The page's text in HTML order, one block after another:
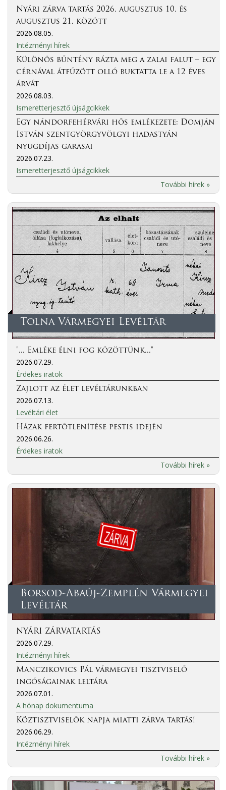
Nyári zárva tartás 2026. augusztus 10. és
augusztus 21. között
2026.08.05.
Intézményi hírek
Különös bűntény rázta meg a zalai falut – egy
cérnával átfűzött olló buktatta le a 12 éves
árvát
2026.08.03.
Ismeretterjesztő újságcikkek
Egy nándorfehérvári hős emlékezete: Domján
István szentgyörgyvölgyi hadastyán
nyugdíjas garasai
2026.07.23.
Ismeretterjesztő újságcikkek
További hírek »
Tolna Vármegyei Levéltár
"... Emléke élni fog közöttünk..."
2026.07.29.
Érdekes iratok
Zajlott az élet levéltárunkban
2026.07.13.
Levéltári élet
Házak fertőtlenítése pestis idején
2026.06.26.
Érdekes iratok
További hírek »
Borsod-Abaúj-Zemplén Vármegyei
Levéltár
NYÁRI ZÁRVATARTÁS
2026.07.29.
Intézményi hírek
Manczikovics Pál vármegyei tisztviselő
ingóságainak leltára
2026.07.01.
A hónap dokumentuma
Köztisztviselők napja miatti zárva tartás!
2026.06.29.
Intézményi hírek
További hírek »